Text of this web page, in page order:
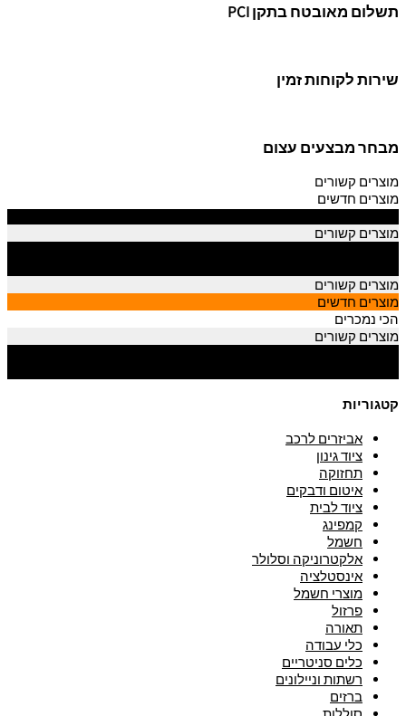
תשלום מאובטח בתקן PCI
שירות לקוחות זמין
מבחר מבצעים עצום
מוצרים קשורים
מוצרים חדשים
מוצרים קשורים
מוצרים קשורים
מוצרים חדשים
הכי נמכרים
מוצרים קשורים
קטגוריות
אביזרים לרכב
ציוד גינון
תחזוקה
איטום ודבקים
ציוד לבית
קמפינג
חשמל
אלקטרוניקה וסלולר
אינסטלציה
מוצרי חשמל
פרזול
תאורה
כלי עבודה
כלים סניטריים
רשתות וניילונים
ברזים